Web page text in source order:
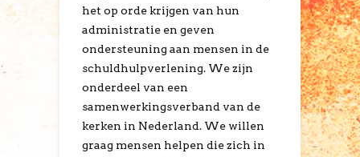
het op orde krijgen van hun
administratie en geven
ondersteuning aan mensen in de
schuldhulpverlening. We zijn
onderdeel van een
samenwerkingsverband van de
kerken in Nederland. We willen
graag mensen helpen die zich in